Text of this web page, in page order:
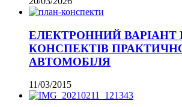
ЕЛЕКТРОННИЙ ВАРІАНТ
КОНСПЕКТІВ
АВТОМОБІЛЯ
11/03/2015